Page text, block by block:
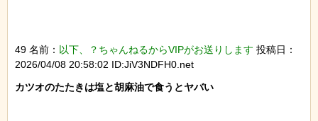
49 名前： 以下、？ちゃんねるからVIPがお送りします 投稿日：
2026/04/08 20:58:02 ID:JiV3NDFH0.net
カツオのたたきは塩と胡麻油で食うとヤバい